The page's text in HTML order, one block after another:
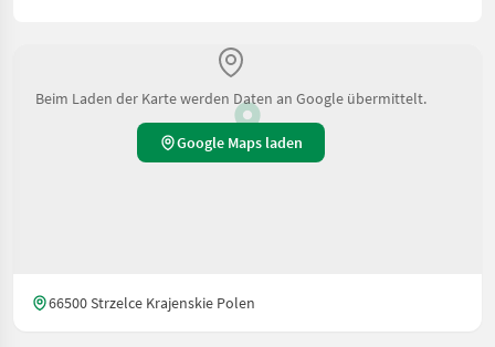
Beim Laden der Karte werden Daten an Google übermittelt.
Google Maps laden
66500 Strzelce Krajenskie Polen